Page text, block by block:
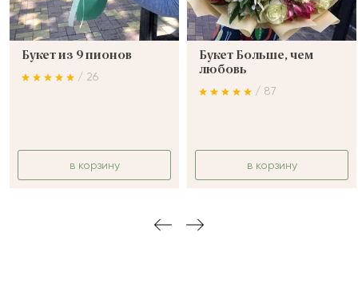
Букет из 9 пионов
/ 26
в корзину
Букет Больше, чем
любовь
/ 87
в корзину